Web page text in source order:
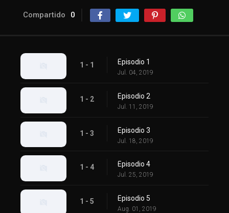
Compartido 0
1 - 1 Episodio 1
Jul. 04, 2019
1 - 2 Episodio 2
Jul. 11, 2019
1 - 3 Episodio 3
Jul. 18, 2019
1 - 4 Episodio 4
Jul. 25, 2019
1 - 5 Episodio 5
Aug. 01, 2019